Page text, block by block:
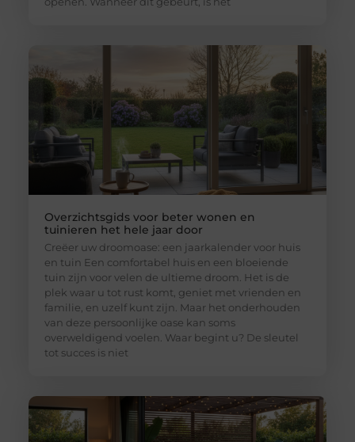
Overzichtsgids voor beter wonen en
tuinieren het hele jaar door
Creëer uw droomoase: een jaarkalender voor huis
en tuin Een comfortabel huis en een bloeiende
tuin zijn voor velen de ultieme droom. Het is de
plek waar u tot rust komt, geniet met vrienden en
familie, en uzelf kunt zijn. Maar het onderhouden
van deze persoonlijke oase kan soms
overweldigend voelen. Waar begint u? De sleutel
tot succes is niet